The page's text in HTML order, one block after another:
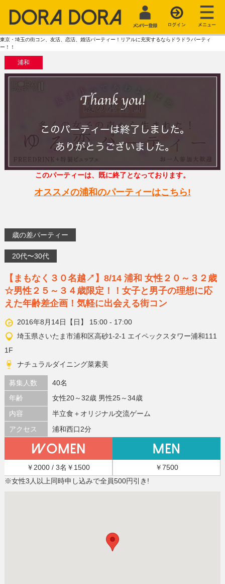
東京・埼玉の街コン、友活、恋活、婚活パーティー！リアルに充実するならドラドラパーティ
ー！！
浦和
このパーティーは、既に終了となっております。
オススメの浦和のパーティーはこちら!
歳の差パーティー
20代〜30代
【まもなく３０名越↗】8/14 浦和 女性２０～３２歳
☆男性２５～３４歳限定！！女子と男子の理想に応
えた年齢差企画！気軽に出会える街コン
2016年8月14日【日】 15:00 - 17:00
埼玉県さいたま市浦和区高砂1-2-1 エイペックスタワー浦和111
1F
ナチュラルダイニング菜素美
募集人数
40名
年齢
女性20～32歳 男性25～34歳
内容
半立食＋オリジナル交流ゲーム
アクセス
浦和西口2分
￥2000 / 3名￥1500
￥7500
※女性3人以上同時申し込みで全員500円引き!